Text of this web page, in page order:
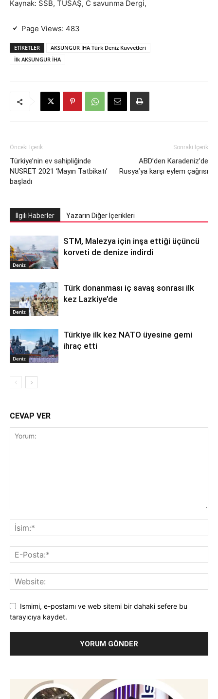
Kaynak: SSB, TUSAŞ, C savunma Dergi,
Page Views: 483
ETIKETLER
AKSUNGUR İHA Türk Deniz Kuvvetleri
İlk AKSUNGUR İHA
Önceki İçerik
Türkiye’nin ev sahipliğinde
NUSRET 2021 ‘Mayın Tatbikatı’
başladı
Sonraki İçerik
ABD’den Karadeniz’de
Rusya’ya karşı eylem çağrısı
İlgili Haberler Yazarın Diğer İçerikleri
Deniz
STM, Malezya için inşa ettiği üçüncü
korveti de denize indirdi
Deniz
Türk donanması iç savaş sonrası ilk
kez Lazkiye’de
Deniz
Türkiye ilk kez NATO üyesine gemi
ihraç etti
CEVAP VER
Ismimi, e-postamı ve web sitemi bir dahaki sefere bu
tarayıcıya kaydet.